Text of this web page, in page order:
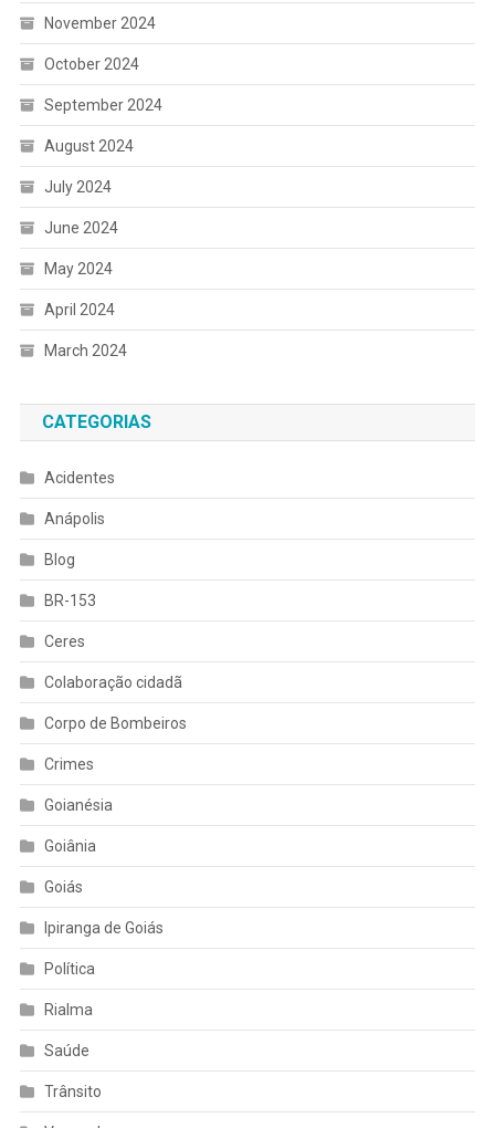
November 2024
October 2024
September 2024
August 2024
July 2024
June 2024
May 2024
April 2024
March 2024
CATEGORIAS
Acidentes
Anápolis
Blog
BR-153
Ceres
Colaboração cidadã
Corpo de Bombeiros
Crimes
Goianésia
Goiânia
Goiás
Ipiranga de Goiás
Política
Rialma
Saúde
Trânsito